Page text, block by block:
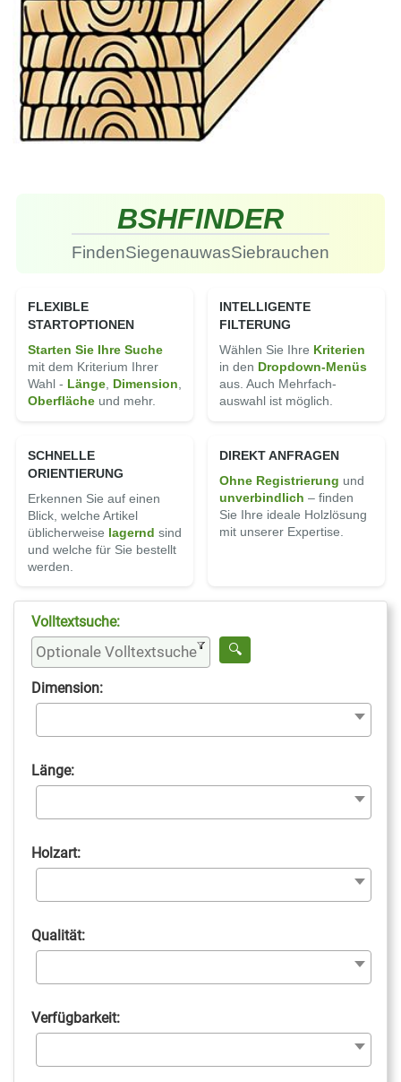
BSHFINDER
FindenSiegenauwasSiebrauchen
FLEXIBLE
STARTOPTIONEN
Starten Sie Ihre Suche
mit dem Kriterium Ihrer
Wahl - Länge, Di­men­sion,
Ober­flächeund mehr.
INTELLIGENTE
FILTERUNG
Wählen Sie Ihre Kriterien
in den Dropdown-Menüs
aus. Auch Mehrfach­
auswahl ist möglich.
SCHNELLE
ORIENTIERUNG
Erkennen Sie auf einen
Blick, welche Artikel
üblicherweise lagernd sind
und welche für Sie bestellt
werden.
DIREKT ANFRAGEN
Ohne Registrierung und
un­ver­bindlich – finden
Sie Ihre ideale Holz­lösung
mit unserer Expertise.
Volltextsuche:
Dimension:
Länge:
Holzart:
Qualität:
Verfügbarkeit: